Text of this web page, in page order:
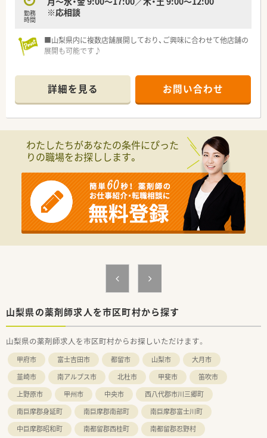
勤務
時間
※応相談
■山梨県内に複数店舗展開しており、ご興味に合わせて他店舗の
展開も可能です♪
詳細を見る お問い合わせ
わたしたちがあなたの条件にぴった
りの職場をお探しします。
山梨県の薬剤師求人を市区町村から探す
山梨県の薬剤師求人を市区町村からお探しいただけます。
甲府市 富士吉田市 都留市 山梨市
大月市
韮崎市
南アルプス市 北杜市 甲斐市
笛吹市
上野原市
甲州市 中央市
西八代郡市川三郷町
南巨摩郡身延町
南巨摩郡南部町
南巨摩郡富士川町
中巨摩郡昭和町
南都留郡西桂町
南都留郡忍野村